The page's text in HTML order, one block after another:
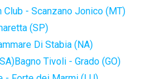
Club - Scanzano Jonico (MT)
(SP)
Di Stabia (NA)
Bagno Tivoli - Grado (GO)